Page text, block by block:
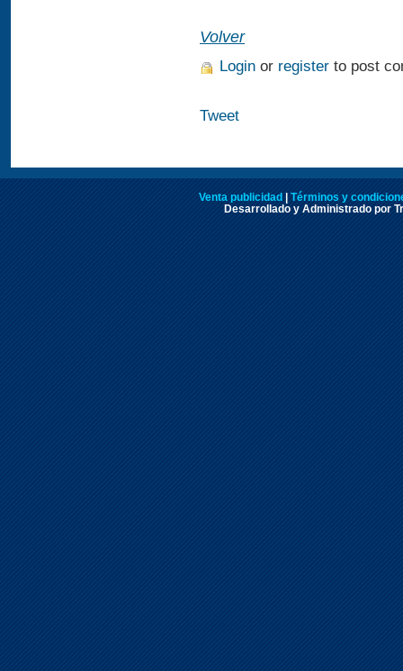
Volver
Login or register to post
Tweet
Venta publicidad
Términos y
Desarrollado y Administrado por